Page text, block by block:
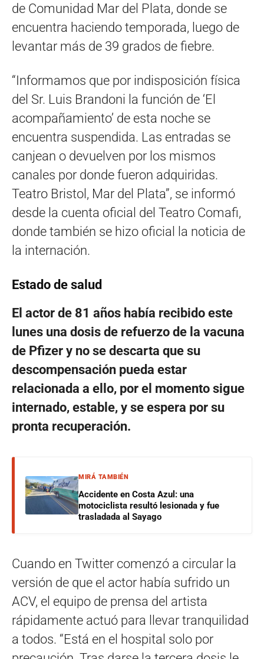
de Comunidad Mar del Plata, donde se
encuentra haciendo temporada, luego de
levantar más de 39 grados de fiebre.
“Informamos que por indisposición física
del Sr. Luis Brandoni la función de ‘El
acompañamiento’ de esta noche se
encuentra suspendida. Las entradas se
canjean o devuelven por los mismos
canales por donde fueron adquiridas.
Teatro Bristol, Mar del Plata”, se informó
desde la cuenta oficial del Teatro Comafi,
donde también se hizo oficial la noticia de
la internación.
Estado de salud
El actor de 81 años había recibido este
lunes una dosis de refuerzo de la vacuna
de Pfizer y no se descarta que su
descompensación pueda estar
relacionada a ello, por el momento sigue
internado, estable, y se espera por su
pronta recuperación.
MIRÁ TAMBIÉN
Accidente en Costa Azul: una
motociclista resultó lesionada y fue
trasladada al Sayago
Cuando en Twitter comenzó a circular la
versión de que el actor había sufrido un
ACV, el equipo de prensa del artista
rápidamente actuó para llevar tranquilidad
a todos. “Está en el hospital solo por